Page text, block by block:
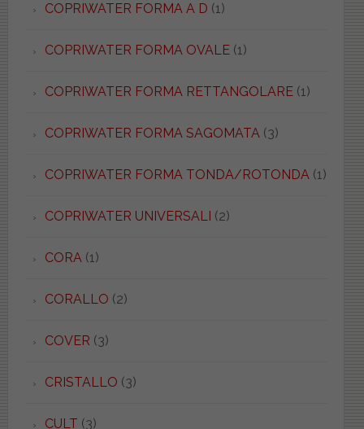
COPRIWATER FORMA A D (1)
COPRIWATER FORMA OVALE(1)
COPRIWATER FORMA RETTANGOLARE(1)
COPRIWATER FORMA SAGOMATA(3)
COPRIWATER FORMA TONDA/ROTONDA(1)
COPRIWATER UNIVERSALI (2)
CORA(1)
CORALLO (2)
COVER (3)
CRISTALLO (3)
CULT (3)